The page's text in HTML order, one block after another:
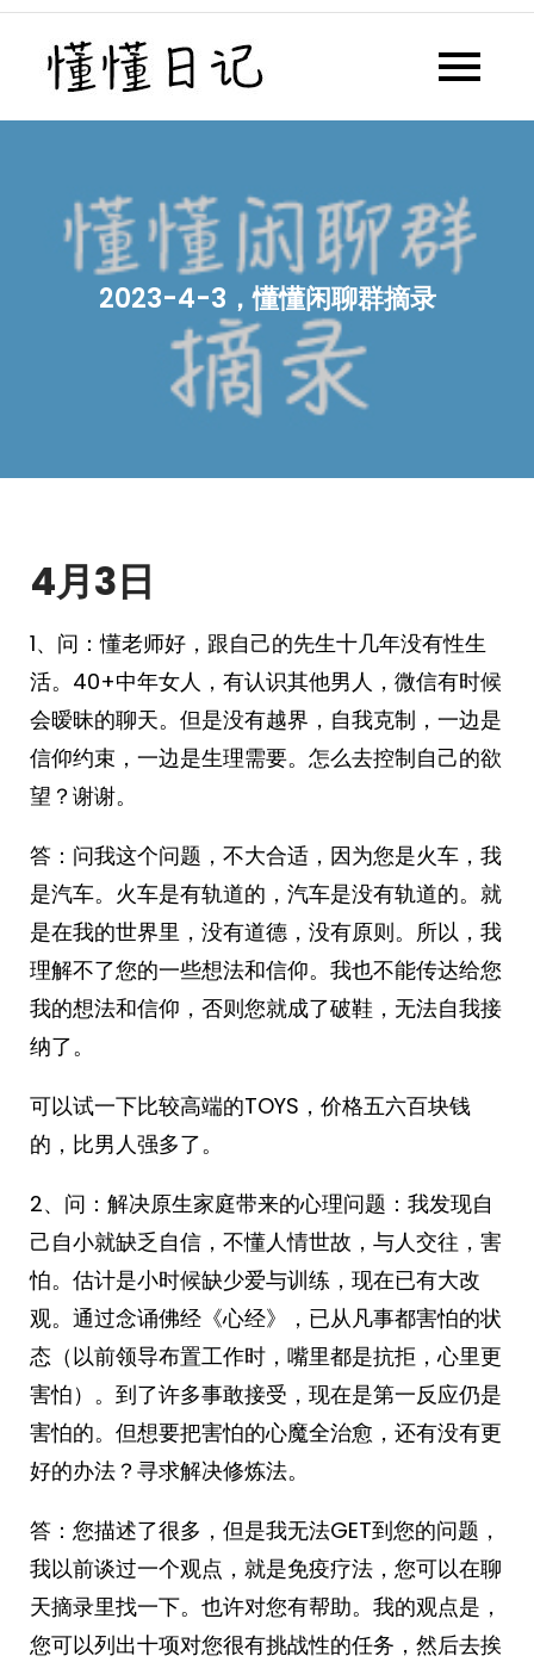
Skip
content
懂懂日记网每天同步更新懂懂学
2023-4-3，懂懂闲聊群摘录
4月3日
1、问：懂老师好，跟自己的先生十几年没有性生
活。40+中年女人，有认识其他男人，微信有时候
会暧昧的聊天。但是没有越界，自我克制，一边是
信仰约束，一边是生理需要。怎么去控制自己的欲
望？谢谢。
答：问我这个问题，不大合适，因为您是火车，我
是汽车。火车是有轨道的，汽车是没有轨道的。就
是在我的世界里，没有道德，没有原则。所以，我
理解不了您的一些想法和信仰。我也不能传达给您
我的想法和信仰，否则您就成了破鞋，无法自我接
纳了。
可以试一下比较高端的TOYS，价格五六百块钱
的，比男人强多了。
2、问：解决原生家庭带来的心理问题：我发现自
己自小就缺乏自信，不懂人情世故，与人交往，害
怕。估计是小时候缺少爱与训练，现在已有大改
观。通过念诵佛经《心经》，已从凡事都害怕的状
态（以前领导布置工作时，嘴里都是抗拒，心里更
害怕）。到了许多事敢接受，现在是第一反应仍是
害怕的。但想要把害怕的心魔全治愈，还有没有更
好的办法？寻求解决修炼法。
答：您描述了很多，但是我无法GET到您的问题，
我以前谈过一个观点，就是免疫疗法，您可以在聊
天摘录里找一下。也许对您有帮助。我的观点是，
您可以列出十项对您很有挑战性的任务，然后去挨